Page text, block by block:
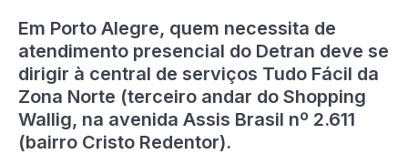
Em Porto Alegre, quem necessita de
atendimento presencial do Detran deve se
dirigir à central de serviços Tudo Fácil da
Zona Norte (terceiro andar do Shopping
Wallig, na avenida Assis Brasil nº 2.611
(bairro Cristo Redentor).